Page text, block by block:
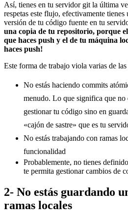
Así, tienes en tu servidor git la última
respetas este flujo, efectivamente
versión de tu código fuente en tu
una copia de tu repositorio, porque
que haces push y el de tu máquina
haces push!
Este forma de trabajo viola varias de
No estás haciendo commits
menudo. Lo que significa que no
gestionar tu código sino en
«cajón de sastre» que es tu
No estás trabajando con ramas
funcionalidad
Probablemente, no tienes
te permita gestionar cambios de
2- No estás guardando
ramas locales